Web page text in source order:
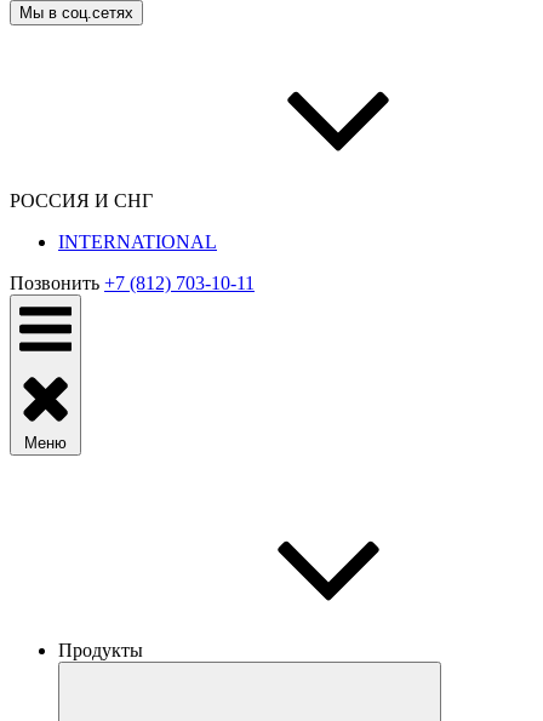
Мы в соц.сетях
РОССИЯ И СНГ
INTERNATIONAL
Позвонить +7 (812) 703-10-11
Меню
Продукты